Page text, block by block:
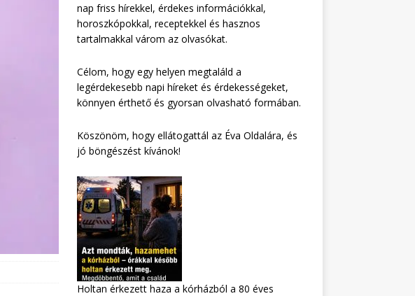
nap friss hírekkel, érdekes információkkal,
horoszkópokkal, receptekkel és hasznos
tartalmakkal várom az olvasókat.
Célom, hogy egy helyen megtaláld a
legérdekesebb napi híreket és érdekességeket,
könnyen érthető és gyorsan olvasható formában.
Köszönöm, hogy ellátogattál az Éva Oldalára, és
jó böngészést kívánok!
Holtan érkezett haza a kórházból a 80 éves